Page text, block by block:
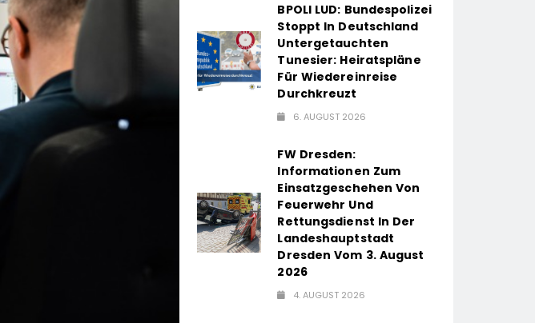
BPOLI LUD: Bundespolizei
Stoppt In Deutschland
Untergetauchten
Tunesier: Heiratspläne
Für Wiedereinreise
Durchkreuzt
6. AUGUST 2026
FW Dresden:
Informationen Zum
Einsatzgeschehen Von
Feuerwehr Und
Rettungsdienst In Der
Landeshauptstadt
Dresden Vom 3. August
2026
4. AUGUST 2026